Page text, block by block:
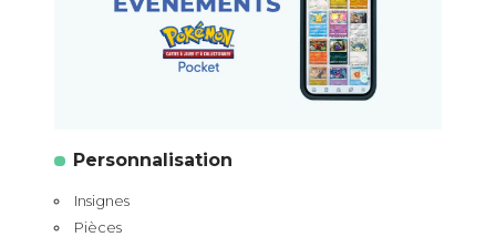
Personnalisation
Insignes
Pièces